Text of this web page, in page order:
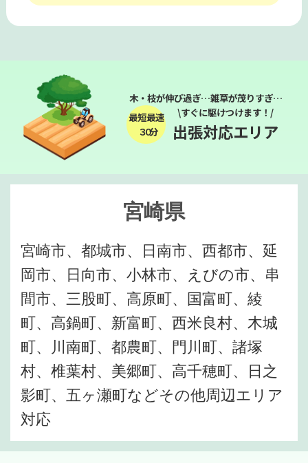
木・枝が伸び過ぎ…雑草が茂りすぎ…
最短最速
３０分
\すぐに駆けつけます！/
出張対応エリア
宮崎県
宮崎市、都城市、日南市、西都市、延
岡市、日向市、小林市、えびの市、串
間市、三股町、高原町、国富町、綾
町、高鍋町、新富町、西米良村、木城
町、川南町、都農町、門川町、諸塚
村、椎葉村、美郷町、高千穂町、日之
影町、五ヶ瀬町などその他周辺エリア
対応